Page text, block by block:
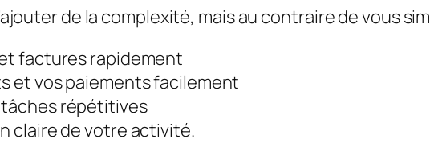
de la complexité, mais au contraire de vous
factures rapidement
et vos paiements facilement
répétitives
claire de votre activité.